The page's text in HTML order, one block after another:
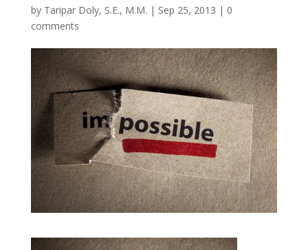
by Taripar Doly, S.E., M.M. | Sep 25, 2013 | 0
comments